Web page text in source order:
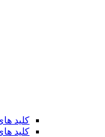
کلید
کلید